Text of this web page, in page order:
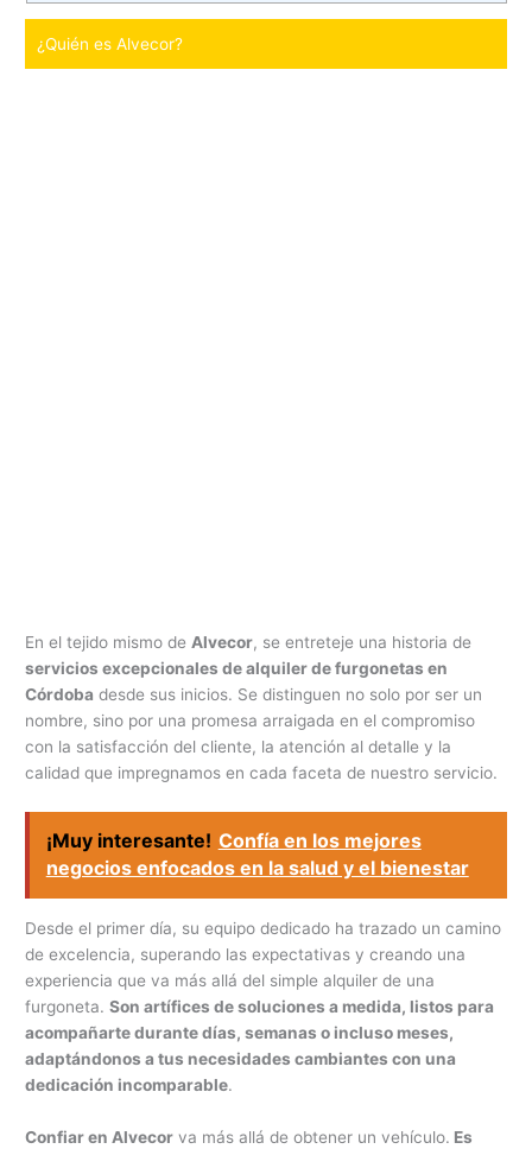
¿Quién es Alvecor?
En el tejido mismo de Alvecor, se entreteje una historia de
servicios excepcionales de alquiler de furgonetas en
Córdoba desde sus inicios. Se distinguen no solo por ser un
nombre, sino por una promesa arraigada en el compromiso
con la satisfacción del cliente, la atención al detalle y la
calidad que impregnamos en cada faceta de nuestro servicio.
¡Muy interesante! Confía en los mejores
negocios enfocados en la salud y el bienestar
Desde el primer día, su equipo dedicado ha trazado un camino
de excelencia, superando las expectativas y creando una
experiencia que va más allá del simple alquiler de una
furgoneta.Son artífices de soluciones a medida, listos para
acompañarte durante días, semanas o incluso meses,
adaptándonos a tus necesidades cambiantes con una
dedicación incomparable.
Confiar en Alvecor va más allá de obtener un vehículo. Es